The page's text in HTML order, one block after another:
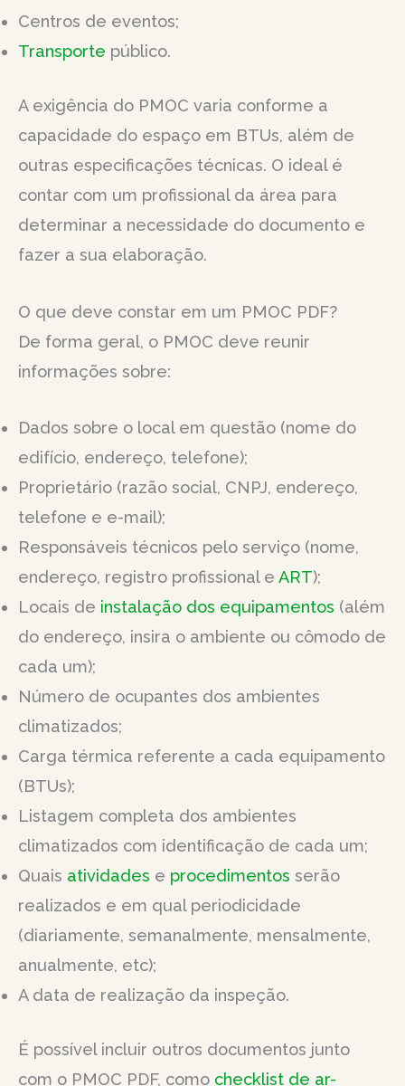
Centros de eventos;
Transporte público.
A exigência do PMOC varia conforme a
capacidade do espaço em BTUs, além de
outras especificações técnicas. O ideal é
contar com um profissional da área para
determinar a necessidade do documento e
fazer a sua elaboração.
O que deve constar em um PMOC PDF?
De forma geral, o PMOC deve reunir
informações sobre:
Dados sobre o local em questão (nome do
edifício, endereço, telefone);
Proprietário (razão social, CNPJ, endereço,
telefone e e-mail);
Responsáveis técnicos pelo serviço (nome,
endereço, registro profissional e ART);
Locais de instalação dos equipamentos (além
do endereço, insira o ambiente ou cômodo de
cada um);
Número de ocupantes dos ambientes
climatizados;
Carga térmica referente a cada equipamento
(BTUs);
Listagem completa dos ambientes
climatizados com identificação de cada um;
Quais atividades e procedimentos serão
realizados e em qual periodicidade
(diariamente, semanalmente, mensalmente,
anualmente, etc);
A data de realização da inspeção.
É possível incluir outros documentos junto
com o PMOC PDF, como checklist de ar-